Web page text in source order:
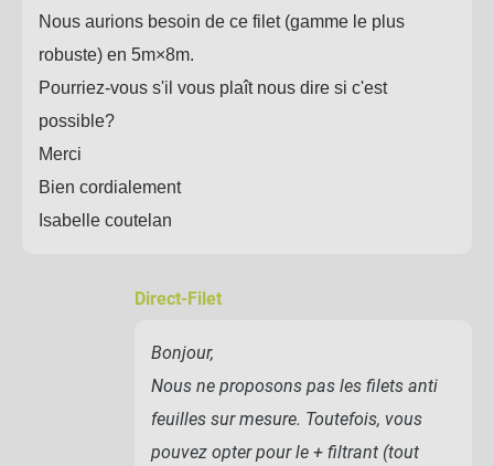
Nous aurions besoin de ce filet (gamme le plus
robuste) en 5m×8m.
Pourriez-vous s'il vous plaît nous dire si c'est
possible?
Merci
Bien cordialement
Isabelle coutelan
Direct-Filet
Bonjour,
Nous ne proposons pas les filets anti
feuilles sur mesure. Toutefois, vous
pouvez opter pour le + filtrant (tout